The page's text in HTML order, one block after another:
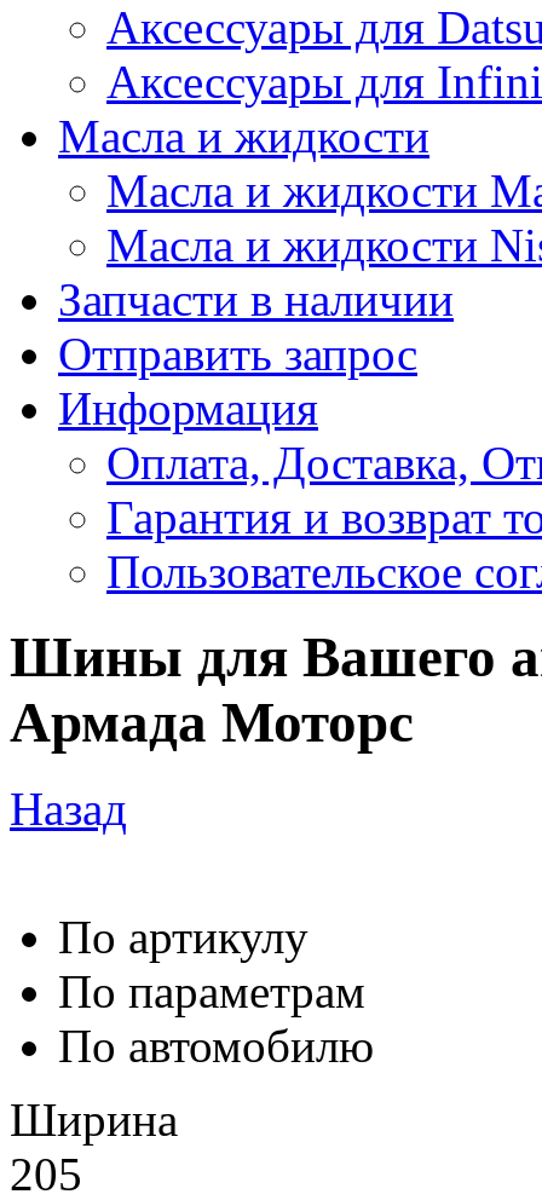
Аксессуары для
Аксессуары для
Масла и жидкости
Масла и жидкости
Масла и жидкости
Запчасти в наличии
Отправить запрос
Информация
Оплата, Доставка,
Гарантия и возврат
Пользовательское
Шины для Вашего
Армада Моторс
Назад
По артикулу
По параметрам
По автомобилю
Ширина
205